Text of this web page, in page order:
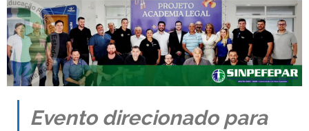
Contato
Evento direcionado para